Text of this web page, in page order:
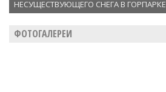
НЕСУЩЕСТВУЮЩЕГО СНЕГА В ГОРПАРКЕ
ФОТОГАЛЕРЕИ